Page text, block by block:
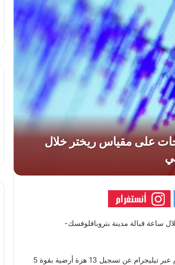
مقياس ريختر خلال ساعة قبالة مدينة بتروبافلوفسك-
أعلنت الخدمة الجيوفيزيائية الموحدة التابعة للأكاديمية الروسية للعلوم عبر تيليجرام عن تسجيل 13 هزة أرضية بقوة 5